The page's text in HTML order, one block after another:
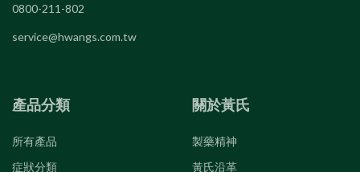
0800-211-802
service@hwangs.com.tw
產品分類
所有產品
症狀分類
關於黃氏
製藥精神
黃氏沿革